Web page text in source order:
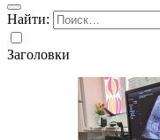
Найти:
Заголовки